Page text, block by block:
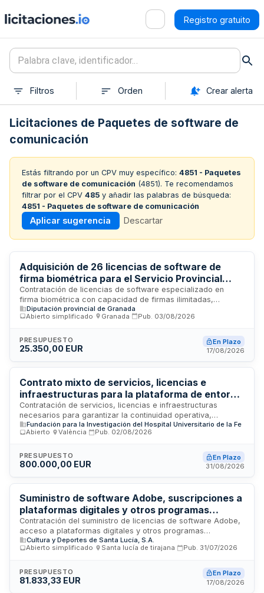
Registro gratuito
Filtros Orden Crear alerta
Licitaciones de Paquetes de software de
comunicación
Estás filtrando por un CPV muy específico: 4851 - Paquetes
de software de comunicación (4851). Te recomendamos
filtrar por el CPV 485 y añadir las palabras de búsqueda:
4851 - Paquetes de software de comunicación
Aplicar sugerencia Descartar
Adquisición de 26 licencias de software de
firma biométrica para el Servicio Provincial
Tributario de la Diputación de Granada
Contratación de licencias de software especializado en
firma biométrica con capacidad de firmas ilimitadas,
diseñado para integrarse con el Sistema Integral de Gestión
Tributaria y Recaudación del Servicio Provincial Tributario de
montaje, instalación y puesta en marcha de los bienes. El
contrato tiene una duración inicial de un año, con posibilidad
Diputación provincial de Granada
Abierto simplificado
Granada Pub. 03/08/2026
PRESUPUESTO
25.350,00 EUR
En Plazo
17/08/2026
Contrato mixto de servicios, licencias e
infraestructuras para la plataforma de entorno
seguro de investigación del Instituto de
Investigación Sanitaria La Fe
Contratación de servicios, licencias e infraestructuras
necesarios para garantizar la continuidad operativa,
evolución, hibridación e integración de una plataforma de
entorno seguro de investigación basada en activos digitales
abarca la prestación de servicios tecnológicos, adquisición
de licencias software y provisión de infraestructuras
de esta plataforma de investigación segura. Se tramita
mediante procedimiento abierto sujeto a regulación
armonizada.
Fundación para la Investigación del Hospital Universitario de la Fe
Abierto
València Pub. 02/08/2026
PRESUPUESTO
800.000,00 EUR
En Plazo
31/08/2026
Suministro de software Adobe, suscripciones a
plataformas digitales y otros programas
informáticos para la Gerencia Municipal de
Cultura y Deportes de Santa Lucía
Contratación del suministro de licencias de software Adobe,
acceso a plataformas digitales y otros programas
informáticos específicos para los departamentos de la
Gerencia Municipal de Cultura y Deportes de Santa Lucía. El
adquisición de nuevas suscripciones, con duración principal
de tres años y posibilidad de prórroga por dos años
Cultura y Deportes de Santa Lucía, S.A.
Abierto simplificado
Santa lucía de tirajana Pub. 31/07/2026
PRESUPUESTO
81.833,33 EUR
En Plazo
17/08/2026